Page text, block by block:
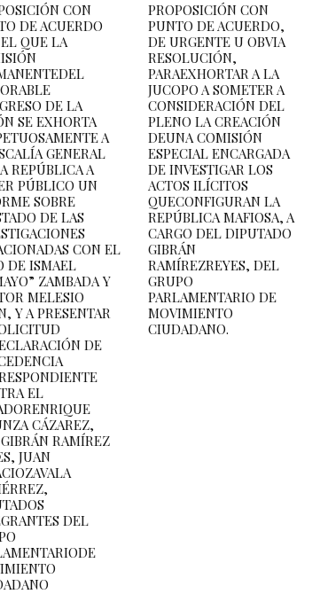
CON
DE ACUERDO
QUE LA
DE LA
SE EXHORTA
A
GENERAL
REPÚBLICA A
PÚBLICO UN
SOBRE
DE LAS
CON EL
DE ISMAEL
ZAMBADA Y
MELESIO
Y A PRESENTAR
DE
EL
CÁZAREZ,
RAMÍREZ
JUAN
DEL
PROPOSICIÓN CON
PUNTO DE ACUERDO,
DE URGENTE U OBVIA
RESOLUCIÓN,
PARAEXHORTAR A LA
JUCOPO A SOMETER A
CONSIDERACIÓN DEL
PLENO LA CREACIÓN
DEUNA COMISIÓN
ESPECIAL ENCARGADA
DE INVESTIGAR LOS
ACTOS ILÍCITOS
QUECONFIGURAN LA
REPÚBLICA MAFIOSA, A
CARGO DEL DIPUTADO
GIBRÁN
RAMÍREZREYES, DEL
GRUPO
PARLAMENTARIO DE
MOVIMIENTO
CIUDADANO.